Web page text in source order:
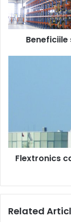
depozitare
Flextronics
Related